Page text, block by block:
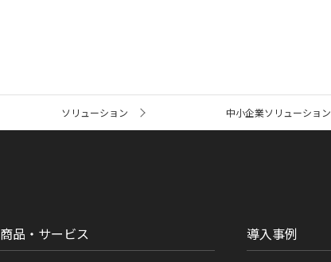
ソリューション 中小企業ソリューション
商品・サービス 導入事例